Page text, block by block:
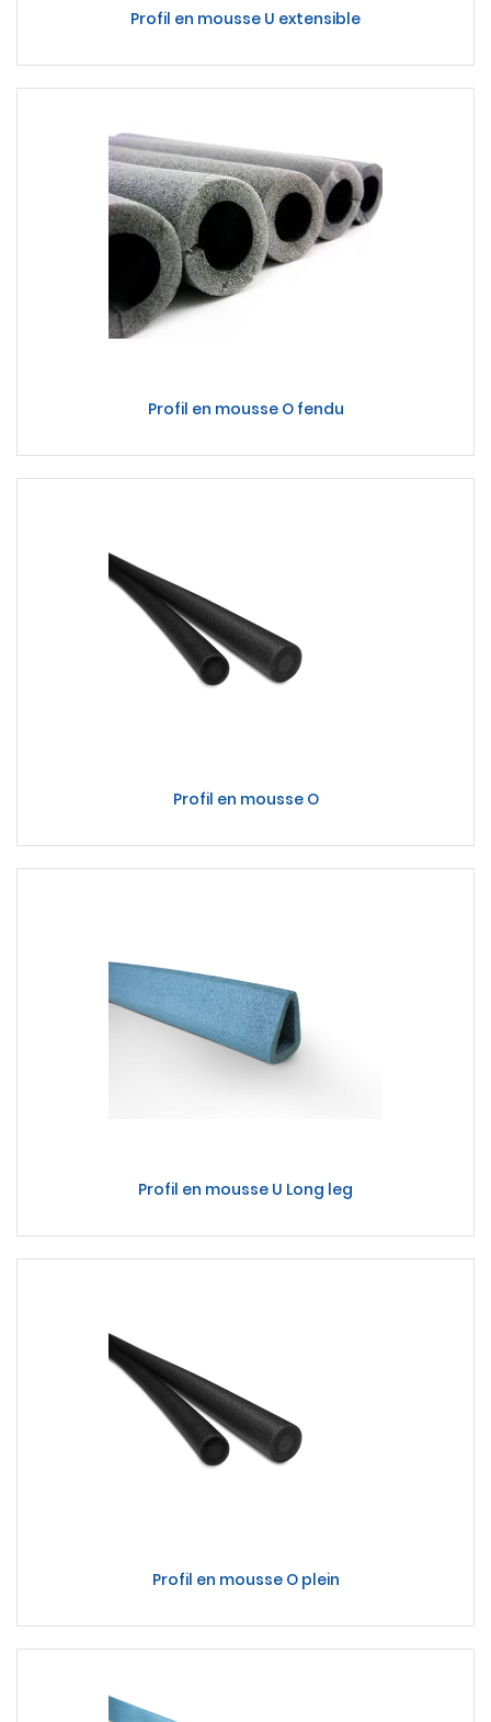
Profil en mousse U extensible
Profil en mousse O fendu
Profil en mousse O
Profil en mousse U Long leg
Profil en mousse O plein